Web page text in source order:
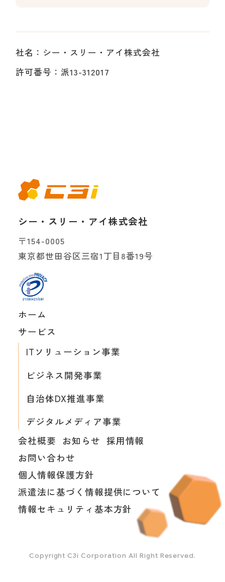
社名：シー・スリー・アイ株式会社
許可番号：派13-312017
シー・スリー・アイ株式会社
〒154-0005
東京都世田谷区三宿1丁目8番19号
ホーム
サービス
ITソリューション事業
ビジネス開発事業
自治体DX推進事業
デジタルメディア事業
会社概要
お知らせ 採用情報
お問い合わせ
個人情報保護方針
派遣法に基づく情報提供について
情報セキュリティ基本方針
Copyright C3i Corporation All Right Reserved.